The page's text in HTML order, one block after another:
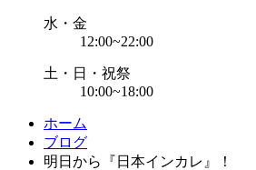
水・金
12:00~22:00
土・日・祝祭
10:00~18:00
ホーム
ブログ
明日から『日本インカレ』！